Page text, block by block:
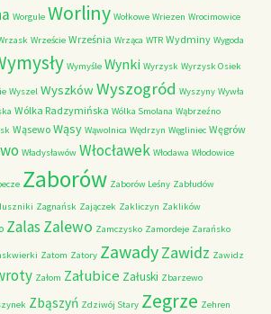
Worgule Worliny Wołkowe Wriezen Wrocimowice
Wrzeście Września Wrząca WTR Wydminy Wygoda
Wymyśle Wynki Wyrzysk Wyrzysk Osiek
Wyszel WyszkówWyszogród Wyszyny Wywła
Wólka Radzymińska Wólka Smolana Wąbrzeźno
Wąsewo Wąsy Wąwolnica Wędrzyn Węgliniec Węgrów
Władysławów Włocławek Włodawa Włodowice
Zaborów Zaborów Leśny Zabłudów
Zagnańsk Zajączek Zakliczyn Zaklików
ZalasZalewo Zamczysko Zamordeje Zarańsko
Zatom Zatory ZawadyZawidz Zawidz
Załom Załubice Załuski Zbarzewo
Zbąszyń Zdziwój Stary Zegrze Zehren